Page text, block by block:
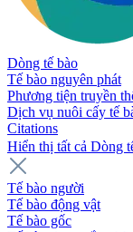
Dòng tế bào
Tế bào nguyên phát
Phương tiện truyền
Dịch vụ nuôi cấy tế
Citations
Hiển thị tất cả Dòng
Tế bào người
Tế bào động vật
Tế bào gốc